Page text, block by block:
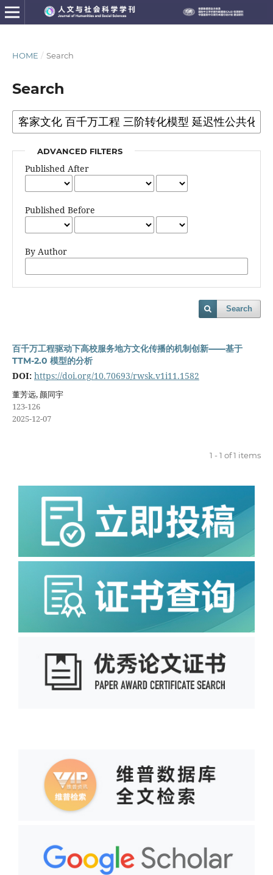
HOME / Search
Search
ADVANCED FILTERS
Published After
Published Before
By Author
Search
百千万工程驱动下高校服务地方文化传播的机制创新——基于
TTM-2.0 模型的分析
DOI: https://doi.org/10.70693/rwsk.v1i11.1582
董芳远, 颜同宇
123-126
2025-12-07
1 - 1 of 1 items